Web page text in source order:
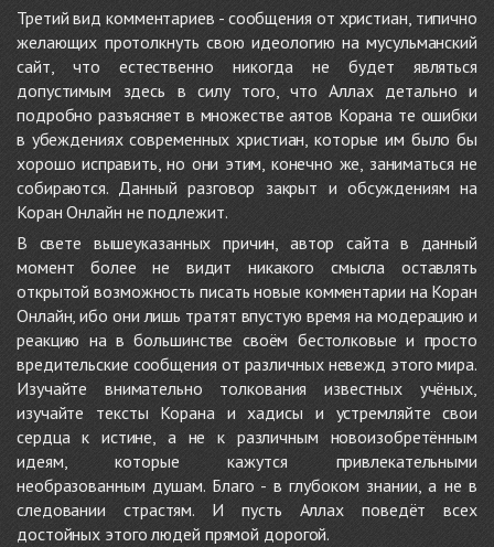
Третий вид комментариев - сообщения от христиан, типично
желающих протолкнуть свою идеологию на мусульманский
сайт, что естественно никогда не будет являться
допустимым здесь в силу того, что Аллах детально и
подробно разъясняет в множестве аятов Корана те ошибки
в убеждениях современных христиан, которые им было бы
хорошо исправить, но они этим, конечно же, заниматься не
собираются. Данный разговор закрыт и обсуждениям на
Коран Онлайн не подлежит.
В свете вышеуказанных причин, автор сайта в данный
момент более не видит никакого смысла оставлять
открытой возможность писать новые комментарии на Коран
Онлайн, ибо они лишь тратят впустую время на модерацию и
реакцию на в большинстве своём бестолковые и просто
вредительские сообщения от различных невежд этого мира.
Изучайте внимательно толкования известных учёных,
изучайте тексты Корана и хадисы и устремляйте свои
сердца к истине, а не к различным новоизобретённым
идеям, которые кажутся привлекательными
необразованным душам. Благо - в глубоком знании, а не в
следовании страстям. И пусть Аллах поведёт всех
достойных этого людей прямой дорогой.